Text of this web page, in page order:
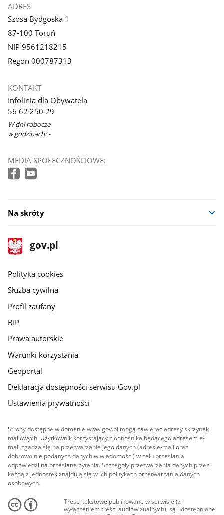
ADRES
Szosa Bydgoska 1
87-100 Toruń
NIP 9561218215
Regon 000787313
KONTAKT
Infolinia dla Obywatela
56 62 250 29
W dni robocze
w godzinach: -
MEDIA SPOŁECZNOŚCIOWE:
Na skróty
stopka
gov.pl
Strona
gov.pl
gov.pl
Polityka cookies
Służba cywilna
Profil zaufany
BIP
Prawa autorskie
Warunki korzystania
Geoportal
Deklaracja dostępności serwisu Gov.pl
Ustawienia prywatności
Strony dostępne w domenie www.gov.pl mogą zawierać adresy skrzynek
mailowych. Użytkownik korzystający z odnośnika będącego adresem e-
mail zgadza się na przetwarzanie jego danych (adres e-mail oraz
dobrowolnie podanych danych w wiadomości) w celu przesłania
odpowiedzi na przesłane pytania. Szczegóły przetwarzania danych przez
każdą z jednostek znajdują się w ich politykach przetwarzania danych
osobowych.
Treści tekstowe publikowane w serwisie (z
wyłączeniem treści audiowizualnych), są udostępniane